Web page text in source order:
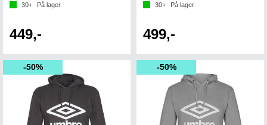
30+ På lager
449,-
30+ På lager
499,-
50% 50%